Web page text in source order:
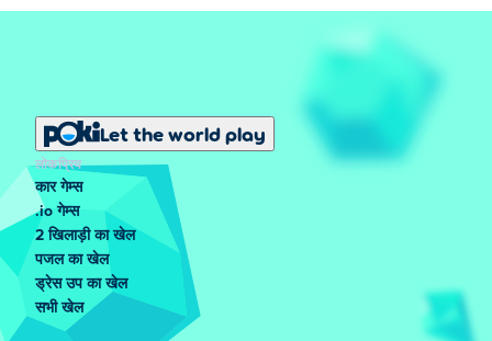
Let the world play
लोकप्रिय
कार गेम्स
.io गेम्स
2 खिलाड़ी का खेल
पजल का खेल
ड्रेस उप का खेल
सभी खेल